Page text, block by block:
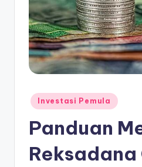
Posted
in
Investasi Pemula
Panduan